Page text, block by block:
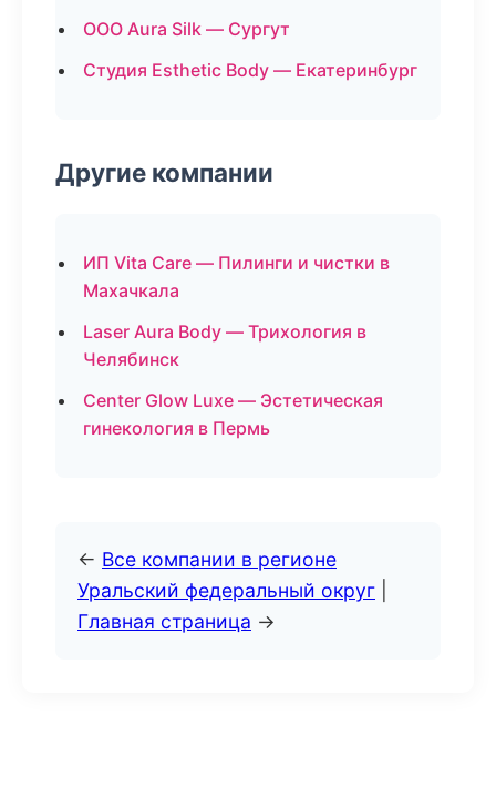
ООО Aura Silk — Сургут
Студия Esthetic Body — Екатеринбург
Другие компании
ИП Vita Care — Пилинги и чистки в
Махачкала
Laser Aura Body — Трихология в
Челябинск
Center Glow Luxe — Эстетическая
гинекология в Пермь
← Все компании в регионе
Уральский федеральный округ
Главная страница →